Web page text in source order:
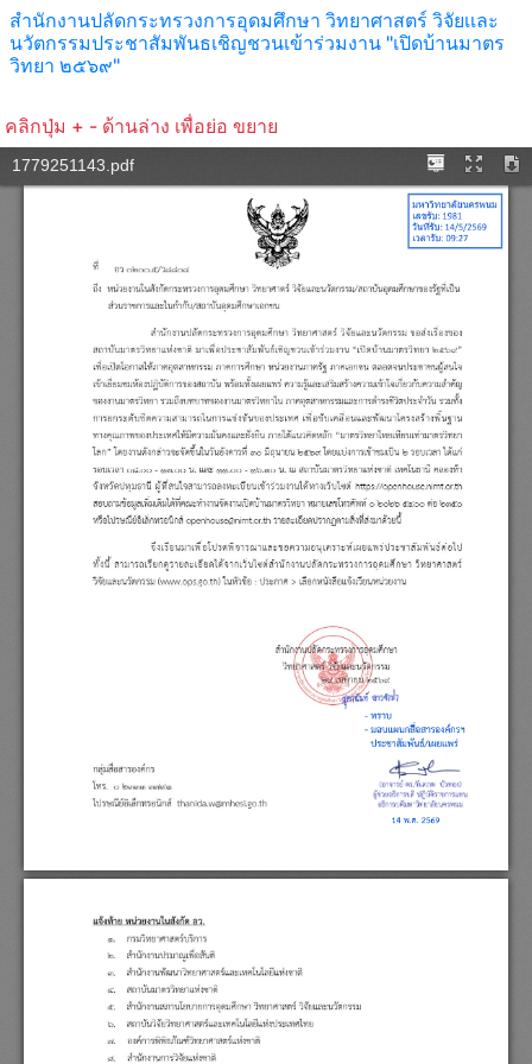
สำนักงานปลัดกระทรวงการอุดมศึกษา วิทยาศาสตร์ วิจัยเเละ
นวัตกรรมประชาสัมพันธเชิญชวนเข้าร่วมงาน "เปิดบ้านมาตร
วิทยา ๒๕๖๙"
คลิกปุ่ม + - ด้านล่าง เพื่อย่อ ขยาย